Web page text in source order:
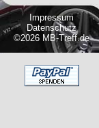
Impressum
Datenschutz
©2026 MB-Treff.de